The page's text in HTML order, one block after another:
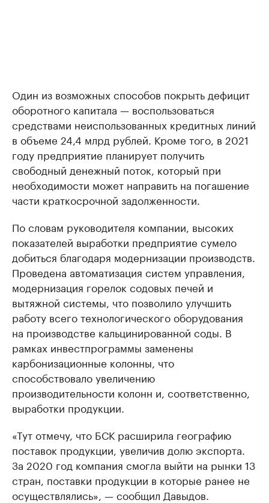
Один из возможных способов покрыть дефицит
оборотного капитала — воспользоваться
средствами неиспользованных кредитных линий
в объеме 24,4 млрд рублей. Кроме того, в 2021
году предприятие планирует получить
свободный денежный поток, который при
необходимости может направить на погашение
части краткосрочной задолженности.
По словам руководителя компании, высоких
показателей выработки предприятие сумело
добиться благодаря модернизации производств.
Проведена автоматизация систем управления,
модернизация горелок содовых печей и
вытяжной системы, что позволило улучшить
работу всего технологического оборудования
на производстве кальцинированной соды. В
рамках инвестпрограммы заменены
карбонизационные колонны, что
способствовало увеличению
производительности колонн и, соответственно,
выработки продукции.
«Тут отмечу, что БСК расширила географию
поставок продукции, увеличив долю экспорта.
За 2020 год компания смогла выйти на рынки 13
стран, поставки продукции в которые ранее не
осуществлялись», — сообщил Давыдов.